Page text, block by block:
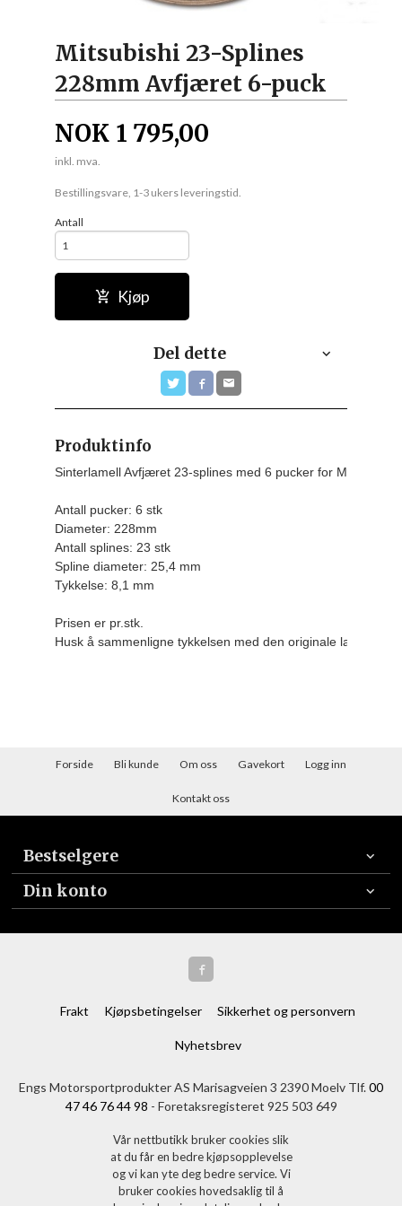
Mitsubishi 23-Splines
228mm Avfjæret 6-puck
NOK 1 795,00
inkl. mva.
Bestillingsvare, 1-3 ukers leveringstid.
Antall
Kjøp
Del dette
Produktinfo
Sinterlamell Avfjæret 23-splines med 6 pucker for Mitsubishi
Antall pucker: 6 stk
Diameter: 228mm
Antall splines: 23 stk
Spline diameter: 25,4 mm
Tykkelse: 8,1 mm
Prisen er pr.stk.
Husk å sammenligne tykkelsen med den originale lamellen
Forside Bli kunde Om oss Gavekort Logg inn
Kontakt oss
Bestselgere
Din konto
Frakt Kjøpsbetingelser Sikkerhet og personvern
Nyhetsbrev
Engs Motorsportprodukter AS Marisagveien 3 2390 Moelv Tlf.00
47 46 76 44 98 - Foretaksregisteret 925 503 649
Vår nettbutikk bruker cookies slik
at du får en bedre kjøpsopplevelse
og vi kan yte deg bedre service. Vi
bruker cookies hovedsaklig til å